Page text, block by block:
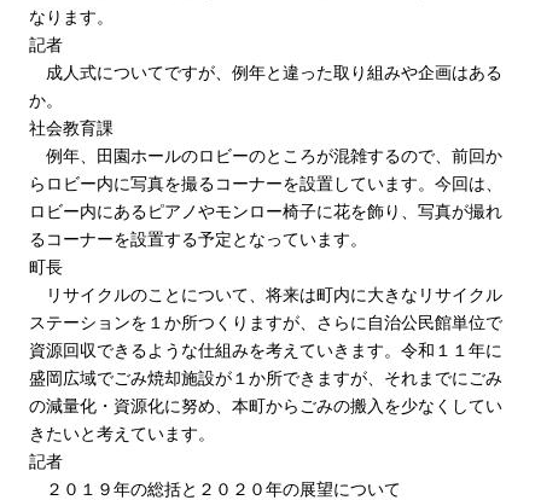
なります。
記者
成人式についてですが、例年と違った取り組みや企画はある
か。
社会教育課
例年、田園ホールのロビーのところが混雑するので、前回か
らロビー内に写真を撮るコーナーを設置しています。今回は、
ロビー内にあるピアノやモンロー椅子に花を飾り、写真が撮れ
るコーナーを設置する予定となっています。
町長
リサイクルのことについて、将来は町内に大きなリサイクル
ステーションを１か所つくりますが、さらに自治公民館単位で
資源回収できるような仕組みを考えていきます。令和１１年に
盛岡広域でごみ焼却施設が１か所できますが、それまでにごみ
の減量化・資源化に努め、本町からごみの搬入を少なくしてい
きたいと考えています。
記者
２０１９年の総括と２０２０年の展望について